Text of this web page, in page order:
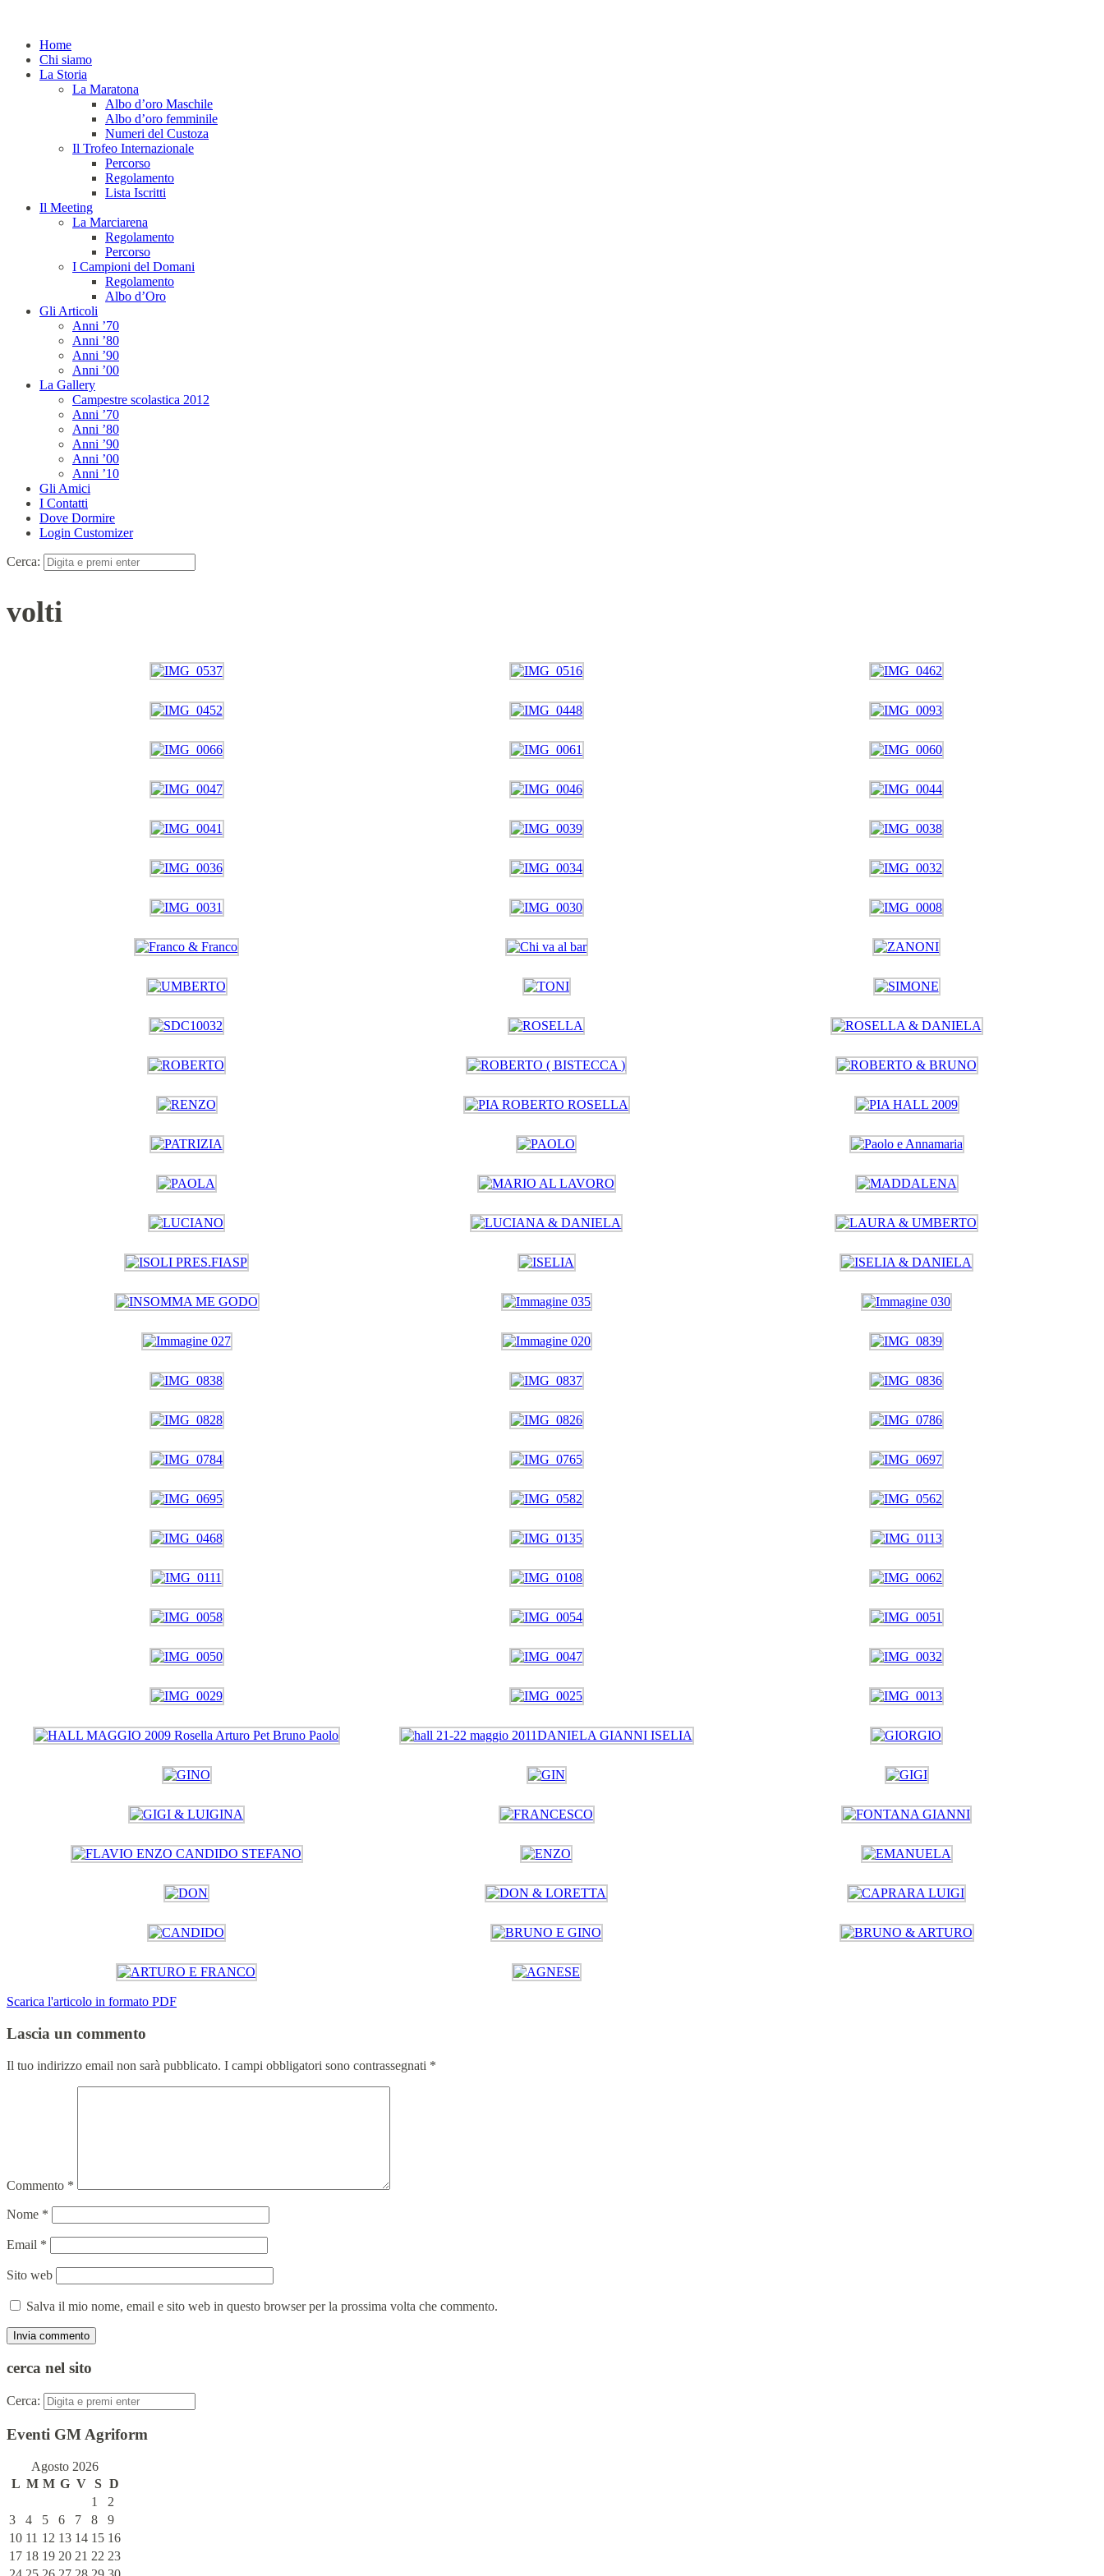
Home
Chi siamo
La Storia
La Maratona
Albo d’oro Maschile
Albo d’oro femminile
Numeri del Custoza
Il Trofeo Internazionale
Percorso
Regolamento
Lista Iscritti
Il Meeting
La Marciarena
Regolamento
Percorso
I Campioni del Domani
Regolamento
Albo d’Oro
Gli Articoli
Anni ’70
Anni ’80
Anni ’90
Anni ’00
La Gallery
Campestre scolastica 2012
Anni ’70
Anni ’80
Anni ’90
Anni ’00
Anni ’10
Gli Amici
I Contatti
Dove Dormire
Login Customizer
Cerca:
volti
Scarica l'articolo in formato PDF
Lascia un commento
Il tuo indirizzo email non sarà pubblicato. I campi obbligatori sono contrassegnati *
Commento *
Nome *
Email *
Sito web
Salva il mio nome, email e sito web in questo browser per la prossima volta che commento.
cerca nel sito
Cerca:
Eventi GM Agriform
Agosto 2026
L M M G V S D
1
2
3
4 5 6 7 8
9
10 11 12 13 14 15 16
17 18 19 20 21 22 23